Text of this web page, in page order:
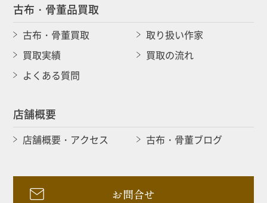
古布・骨董品買取
古布・骨董買取
取り扱い作家
買取実績
買取の流れ
よくある質問
店舗概要
店舗概要・アクセス 古布・骨董ブログ
お問合せ